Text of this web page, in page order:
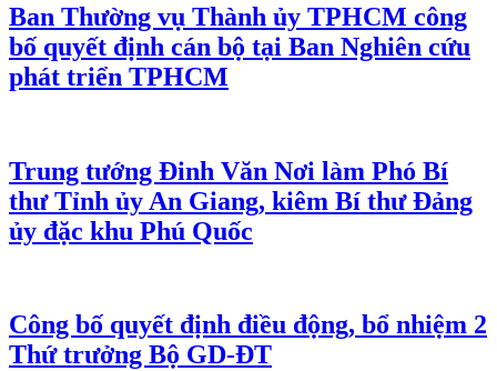
Ban Thường vụ Thành ủy TPHCM công
bố quyết định cán bộ tại Ban Nghiên cứu
phát triển TPHCM
Trung tướng Đinh Văn Nơi làm Phó Bí
thư Tỉnh ủy An Giang, kiêm Bí thư Đảng
ủy đặc khu Phú Quốc
Công bố quyết định điều động, bổ nhiệm 2
Thứ trưởng Bộ GD-ĐT